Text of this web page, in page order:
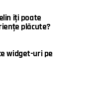
îți poate
plăcute?
widget-uri pe